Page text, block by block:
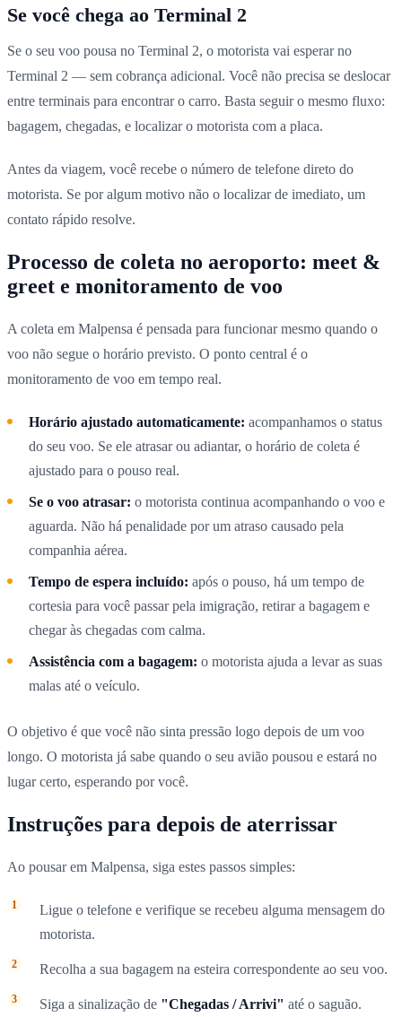
Se você chega ao Terminal 2
Se o seu voo pousa no Terminal 2, o motorista vai esperar no
Terminal 2 — sem cobrança adicional. Você não precisa se deslocar
entre terminais para encontrar o carro. Basta seguir o mesmo fluxo:
bagagem, chegadas, e localizar o motorista com a placa.
Antes da viagem, você recebe o número de telefone direto do
motorista. Se por algum motivo não o localizar de imediato, um
contato rápido resolve.
Processo de coleta no aeroporto: meet &
greet e monitoramento de voo
A coleta em Malpensa é pensada para funcionar mesmo quando o
voo não segue o horário previsto. O ponto central é o
monitoramento de voo em tempo real.
Horário ajustado automaticamente: acompanhamos o status
do seu voo. Se ele atrasar ou adiantar, o horário de coleta é
ajustado para o pouso real.
Se o voo atrasar: o motorista continua acompanhando o voo e
aguarda. Não há penalidade por um atraso causado pela
companhia aérea.
Tempo de espera incluído: após o pouso, há um tempo de
cortesia para você passar pela imigração, retirar a bagagem e
chegar às chegadas com calma.
Assistência com a bagagem: o motorista ajuda a levar as suas
malas até o veículo.
O objetivo é que você não sinta pressão logo depois de um voo
longo. O motorista já sabe quando o seu avião pousou e estará no
lugar certo, esperando por você.
Instruções para depois de aterrissar
Ao pousar em Malpensa, siga estes passos simples:
Ligue o telefone e verifique se recebeu alguma mensagem do
motorista.
Recolha a sua bagagem na esteira correspondente ao seu voo.
Siga a sinalização de "Chegadas / Arrivi" até o saguão.